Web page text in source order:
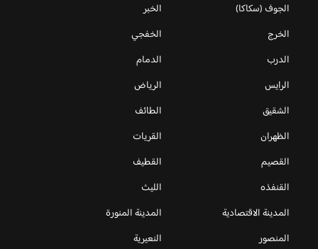
الجوف (سكاكا)
الخبر
الخرج
الخفجي
الدرب
الدمام
الرايس
الرياض
الشقيق
الطائف
الظهران
القريات
القصيم
القطيف
القنفذه
الليث
المدينة الاقتصادية
المدينة المنورة
المنصور
النعيرية